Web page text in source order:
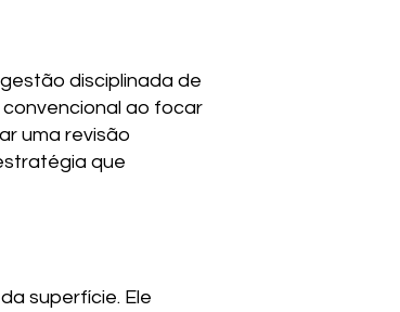
disciplinada de
ao focar
uma revisão
que
superfície. Ele